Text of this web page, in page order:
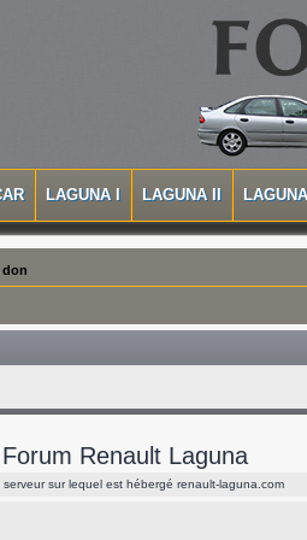
LAGUNA I LAGUNA II
don
Renault Laguna
sur lequel est hébergé renault-laguna.com